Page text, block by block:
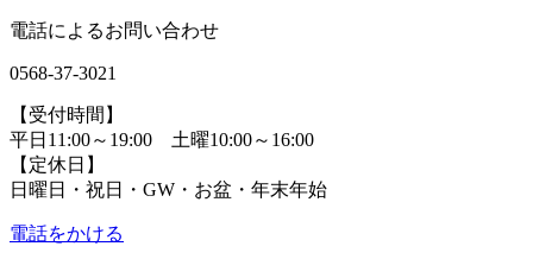
電話によるお問い合わせ
0568-37-3021
【受付時間】
平日11:00～19:00 土曜10:00～16:00
【定休日】
日曜日・祝日・GW・お盆・年末年始
電話をかける